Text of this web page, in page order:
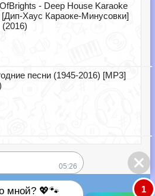
- Deep House Karaoke
[Дип-Хаус Караоке-Минусовки]
(2016)
песни (1945-2016) [MP3]
05:26
мной? 💖🐾 1